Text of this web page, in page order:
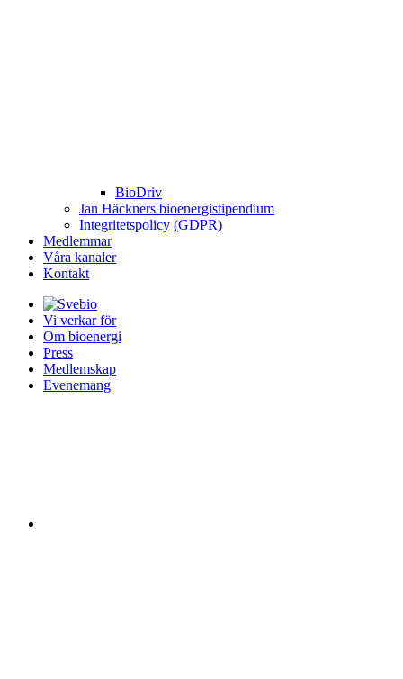
BioDriv
Jan Häckners bioenergistipendium
Integritetspolicy (GDPR)
Medlemmar
Våra kanaler
Kontakt
Vi verkar för
Om bioenergi
Press
Medlemskap
Evenemang